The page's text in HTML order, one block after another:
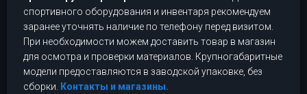
спортивного оборудования и инвентаря рекомендуем
заранее уточнять наличие по телефону перед визитом.
При необходимости можем доставить товар в магазин
для осмотра и проверки материалов. Крупногабаритные
модели предоставляются в заводской упаковке, без
сборки.
Контакты и магазины.